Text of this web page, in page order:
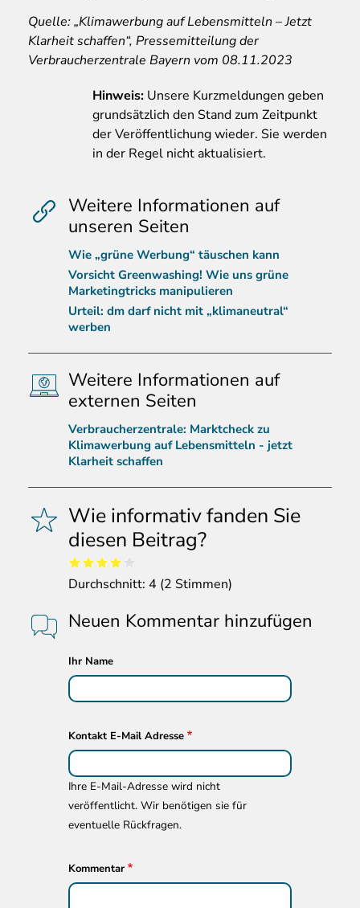
Quelle: „Klimawerbung auf Lebensmitteln – Jetzt
Klarheit schaffen“, Pressemitteilung der
Verbraucherzentrale Bayern vom 08.11.2023
Hinweis: Unsere Kurzmeldungen geben
grundsätzlich den Stand zum Zeitpunkt
der Veröffentlichung wieder. Sie werden
in der Regel nicht aktualisiert.
Weitere Informationen auf
unseren Seiten
Wie „grüne Werbung“ täuschen kann
Vorsicht Greenwashing! Wie uns grüne
Marketingtricks manipulieren
Urteil: dm darf nicht mit „klimaneutral“
werben
Weitere Informationen auf
externen Seiten
Verbraucherzentrale: Marktcheck zu
Klimawerbung auf Lebensmitteln - jetzt
Klarheit schaffen
Wie informativ fanden Sie
diesen Beitrag?
Durchschnitt: 4 (2 Stimmen)
Neuen Kommentar hinzufügen
Ihr Name
Kontakt E-Mail Adresse
Ihre E-Mail-Adresse wird nicht
veröffentlicht. Wir benötigen sie für
eventuelle Rückfragen.
Kommentar